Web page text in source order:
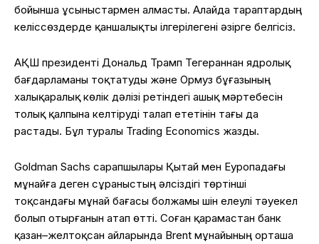
бойынша ұсыныстармен алмасты. Алайда тараптардың
келіссөздерде қаншалықты ілгерілегені әзірге белгісіз.
АҚШ президенті Дональд Трамп Тегераннан ядролық
бағдарламаны тоқтатуды және Ормуз бұғазының
халықаралық көлік дәлізі ретіндегі ашық мәртебесін
толық қалпына келтіруді талап ететінін тағы да
растады. Бұл туралы Trading Economics жазды.
Goldman Sachs сарапшылары Қытай мен Еуропадағы
мұнайға деген сұраныстың әлсіздігі төртінші
тоқсандағы мұнай бағасы болжамы үшін елеулі тәуекел
болып отырғанын атап өтті. Соған қарамастан банк
қазан–желтоқсан айларында Brent мұнайының орташа